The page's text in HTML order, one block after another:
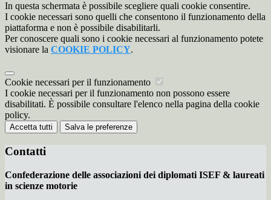
In questa schermata è possibile scegliere quali cookie consentire.
I cookie necessari sono quelli che consentono il funzionamento della
piattaforma e non è possibile disabilitarli.
Per conoscere quali sono i cookie necessari al funzionamento potete
visionare la COOKIE POLICY.
Cookie necessari per il funzionamento
I cookie necessari per il funzionamento non possono essere
disabilitati. È possibile consultare l'elenco nella pagina della cookie
policy.
Accetta tutti Salva le preferenze
Contatti
Confederazione delle associazioni dei diplomati ISEF & laureati
in scienze motorie